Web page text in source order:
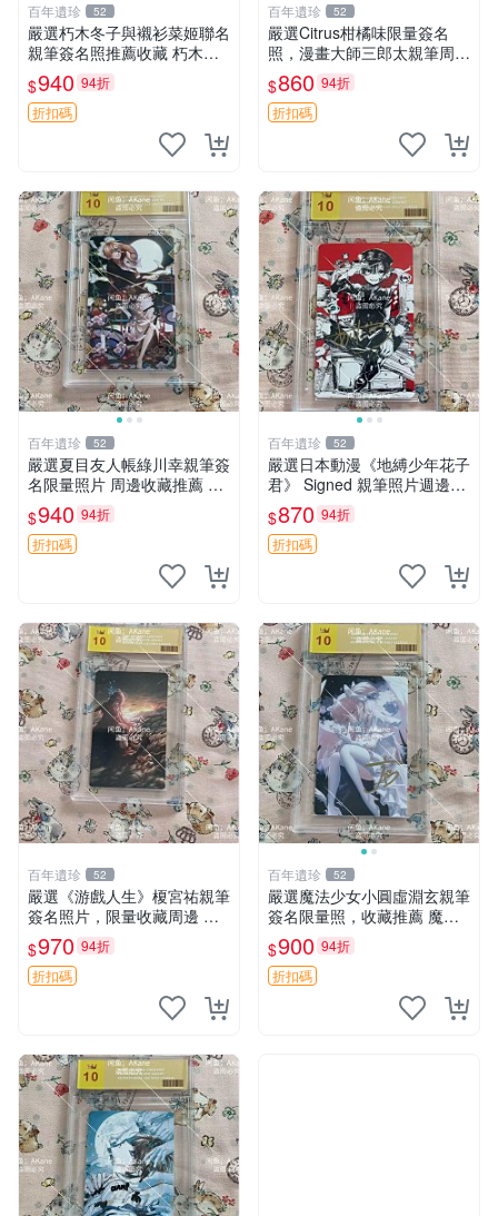
百年遺珍 52
嚴選朽木冬子與襯衫菜姬聯名
親筆簽名照推薦收藏 朽木冬
子 簽名照 單張周邊
$940 94折
折扣碼
百年遺珍 52
嚴選Citrus柑橘味限量簽名
照，漫畫大師三郎太親筆周邊
推薦 Citrus柑橘 簽名 相框周
邊
$860 94折
折扣碼
百年遺珍 52
嚴選夏目友人帳綠川幸親筆簽
名限量照片 周邊收藏推薦 精
緻卡磚設計 夏目友人帳簽名
照 文創收藏品
$940 94折
折扣碼
百年遺珍 52
嚴選日本動漫《地縛少年花子
君》 Signed 親筆照片週邊收
藏 地縛少年輕小說插畫 圖像
書 簽名品
$870 94折
折扣碼
百年遺珍 52
嚴選《游戲人生》榎宮祐親筆
簽名照片，限量收藏周邊 精
確尺寸：9×13cm 專業卡磚保
護，適合牆上掛飾 限定版收
藏相框 照片 庫藏
$970 94折
折扣碼
百年遺珍 52
嚴選魔法少女小圓虛淵玄親筆
簽名限量照，收藏推薦 魔法
少女、虛淵玄、親筆簽名
$900 94折
折扣碼